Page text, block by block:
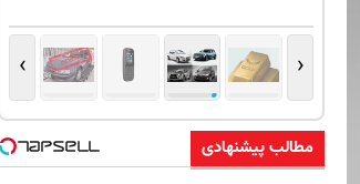
‹
›
مطالب پیشنهادی